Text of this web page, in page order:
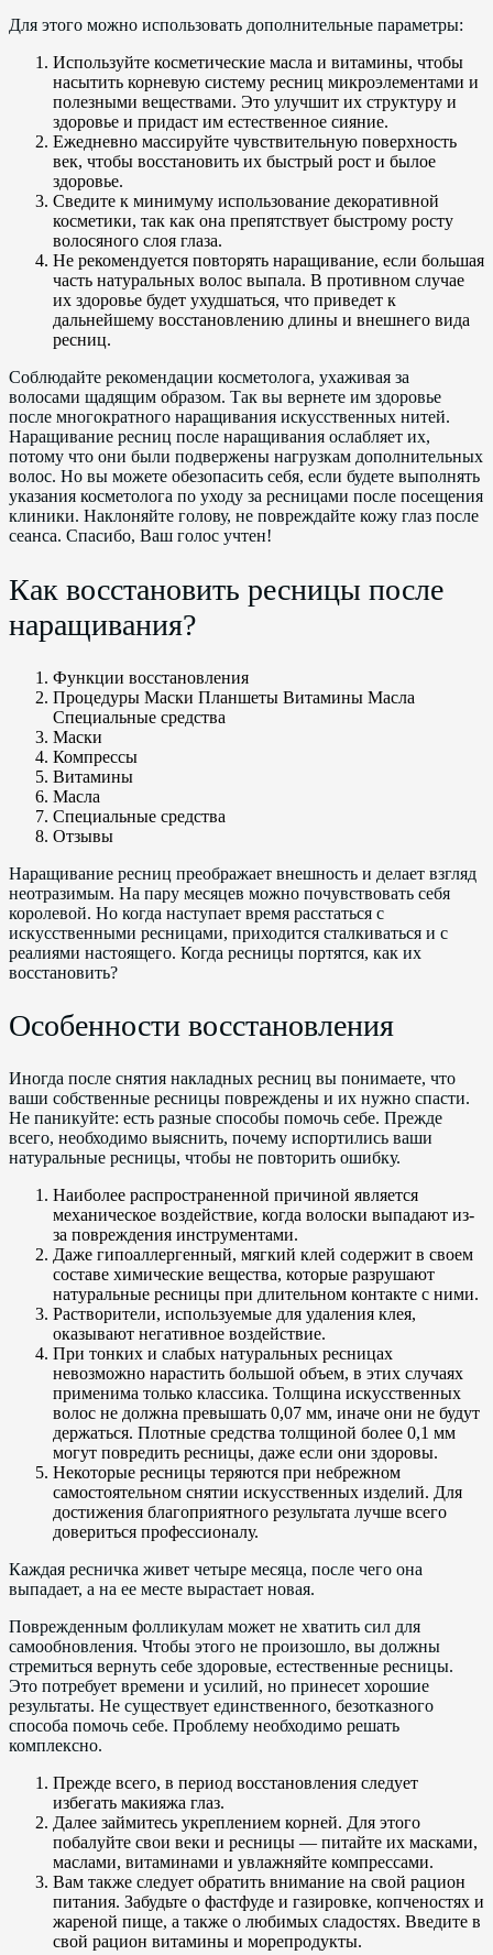
Для этого можно использовать дополнительные параметры:
Используйте косметические масла и витамины, чтобы
насытить корневую систему ресниц микроэлементами и
полезными веществами. Это улучшит их структуру и
здоровье и придаст им естественное сияние.
Ежедневно массируйте чувствительную поверхность
век, чтобы восстановить их быстрый рост и былое
здоровье.
Сведите к минимуму использование декоративной
косметики, так как она препятствует быстрому росту
волосяного слоя глаза.
Не рекомендуется повторять наращивание, если большая
часть натуральных волос выпала. В противном случае
их здоровье будет ухудшаться, что приведет к
дальнейшему восстановлению длины и внешнего вида
ресниц.
Соблюдайте рекомендации косметолога, ухаживая за
волосами щадящим образом. Так вы вернете им здоровье
после многократного наращивания искусственных нитей.
Наращивание ресниц после наращивания ослабляет их,
потому что они были подвержены нагрузкам дополнительных
волос. Но вы можете обезопасить себя, если будете выполнять
указания косметолога по уходу за ресницами после посещения
клиники. Наклоняйте голову, не повреждайте кожу глаз после
сеанса. Спасибо, Ваш голос учтен!
Как восстановить ресницы после
наращивания?
Функции восстановления
Процедуры Маски Планшеты Витамины Масла
Специальные средства
Маски
Компрессы
Витамины
Масла
Специальные средства
Отзывы
Наращивание ресниц преображает внешность и делает взгляд
неотразимым. На пару месяцев можно почувствовать себя
королевой. Но когда наступает время расстаться с
искусственными ресницами, приходится сталкиваться и с
реалиями настоящего. Когда ресницы портятся, как их
восстановить?
Особенности восстановления
Иногда после снятия накладных ресниц вы понимаете, что
ваши собственные ресницы повреждены и их нужно спасти.
Не паникуйте: есть разные способы помочь себе. Прежде
всего, необходимо выяснить, почему испортились ваши
натуральные ресницы, чтобы не повторить ошибку.
Наиболее распространенной причиной является
механическое воздействие, когда волоски выпадают из-
за повреждения инструментами.
Даже гипоаллергенный, мягкий клей содержит в своем
составе химические вещества, которые разрушают
натуральные ресницы при длительном контакте с ними.
Растворители, используемые для удаления клея,
оказывают негативное воздействие.
При тонких и слабых натуральных ресницах
невозможно нарастить большой объем, в этих случаях
применима только классика. Толщина искусственных
волос не должна превышать 0,07 мм, иначе они не будут
держаться. Плотные средства толщиной более 0,1 мм
могут повредить ресницы, даже если они здоровы.
Некоторые ресницы теряются при небрежном
самостоятельном снятии искусственных изделий. Для
достижения благоприятного результата лучше всего
довериться профессионалу.
Каждая ресничка живет четыре месяца, после чего она
выпадает, а на ее месте вырастает новая.
Поврежденным фолликулам может не хватить сил для
самообновления. Чтобы этого не произошло, вы должны
стремиться вернуть себе здоровые, естественные ресницы.
Это потребует времени и усилий, но принесет хорошие
результаты. Не существует единственного, безотказного
способа помочь себе. Проблему необходимо решать
комплексно.
Прежде всего, в период восстановления следует
избегать макияжа глаз.
Далее займитесь укреплением корней. Для этого
побалуйте свои веки и ресницы — питайте их масками,
маслами, витаминами и увлажняйте компрессами.
Вам также следует обратить внимание на свой рацион
питания. Забудьте о фастфуде и газировке, копченостях и
жареной пище, а также о любимых сладостях. Введите в
свой рацион витамины и морепродукты.